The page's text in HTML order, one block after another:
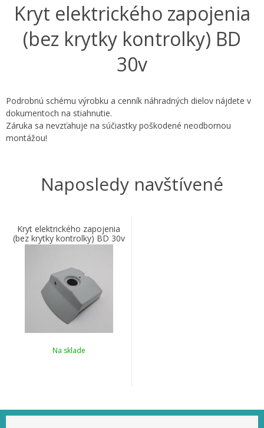
Kryt elektrického zapojenia
(bez krytky kontrolky) BD
30v
Podrobnú schému výrobku a cenník náhradných dielov nájdete v
dokumentoch na stiahnutie.
Záruka sa nevzťahuje na súčiastky poškodené neodbornou
montážou!
Naposledy navštívené
Kryt elektrického zapojenia
(bez krytky kontrolky) BD 30v
Na sklade